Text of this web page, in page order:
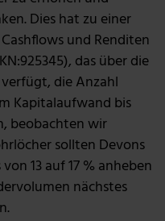
Dies hat zu einer
und Renditen
das über die
die Anzahl
Kapitalaufwand bis
beobachten wir
sollten Devons
13 auf 17 % anheben
nächstes